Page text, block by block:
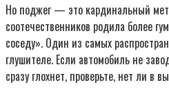
Но поджег — это кардинальный
соотечественников родила более
соседу». Один из самых
глушителе. Если автомобиль не
сразу глохнет, проверьте, нет ли в